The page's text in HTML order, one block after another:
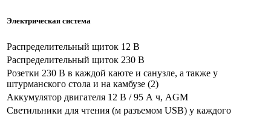
Электрическая система
Распределительный щиток 12 В
Распределительный щиток 230 В
Розетки 230 В в каждой каюте и санузле, а также у
штурманского стола и на камбузе (2)
Аккумулятор двигателя 12 В / 95 А ч, AGM
Светильники для чтения (м разъемом USB) у каждого